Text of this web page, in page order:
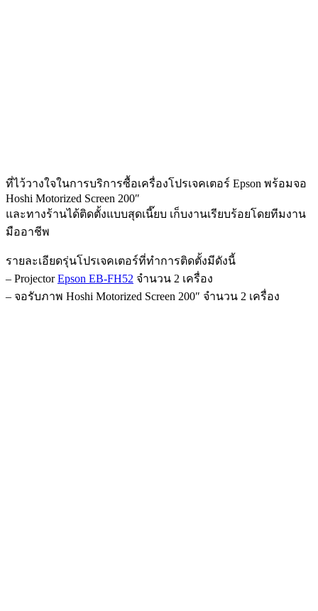
ที่ไว้วางใจในการบริการซื้อเครื่องโปรเจคเตอร์ Epson พร้อมจอ
Hoshi Motorized Screen 200″
และทางร้านได้ติดตั้งแบบสุดเนี๊ยบ เก็บงานเรียบร้อยโดยทีมงาน
มืออาชีพ
รายละเอียดรุ่นโปรเจคเตอร์ที่ทำการติดตั้งมีดังนี้
– ProjectorEpson EB-FH52 จำนวน 2 เครื่อง
– จอรับภาพ Hoshi Motorized Screen 200″ จำนวน 2 เครื่อง